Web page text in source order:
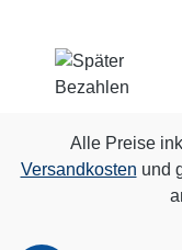
Alle Preise
Versandkosten und